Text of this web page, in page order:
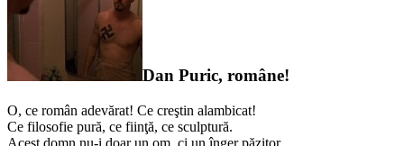
Dan Puric, române!
O, ce român adevărat! Ce creştin alambicat!
Ce filosofie pură, ce fiinţă, ce sculptură.
Acest domn nu-i doar un om, ci un înger păzitor.